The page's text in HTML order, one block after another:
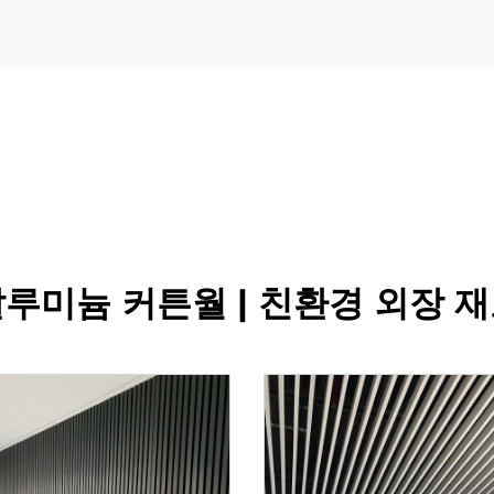
미늄 커튼월 | 친환경 외장